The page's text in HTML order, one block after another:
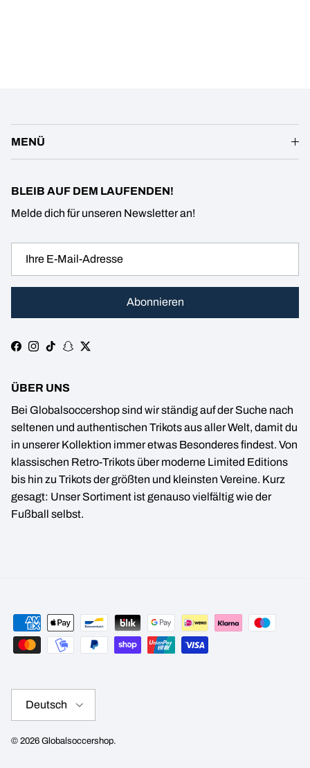
MENÜ
BLEIB AUF DEM LAUFENDEN!
Melde dich für unseren Newsletter an!
Abonnieren
Facebook
Instagram
TikTokSnapchat
Twitter
ÜBER UNS
Bei Globalsoccershop sind wir ständig auf der Suche nach
seltenen und authentischen Trikots aus aller Welt, damit du
in unserer Kollektion immer etwas Besonderes findest. Von
klassischen Retro-Trikots über moderne Limited Editions
bis hin zu Trikots der größten und kleinsten Vereine. Kurz
gesagt: Unser Sortiment ist genauso vielfältig wie der
Fußball selbst.
Deutsch
© 2026 Globalsoccershop.